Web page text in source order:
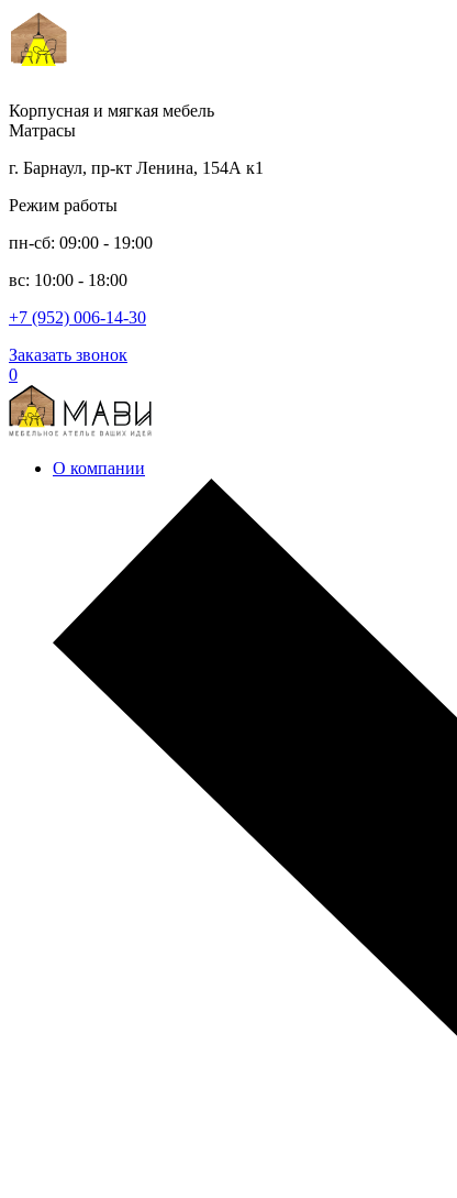
Корпусная и мягкая мебель
Матрасы
г. Барнаул, пр-кт Ленина, 154А к1
Режим работы
пн-сб: 09:00 - 19:00
вс: 10:00 - 18:00
+7 (952) 006-14-30
Заказать звонок
0
О компании